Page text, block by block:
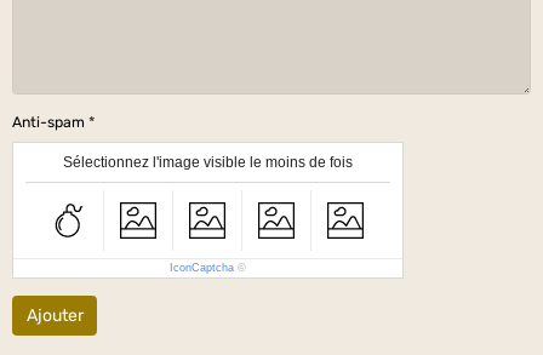
Anti-spam
Sélectionnez l'image visible le moins de fois
IconCaptcha ©
Ajouter